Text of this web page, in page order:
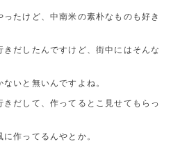
たけど、中南米の素朴なものも好き
だしたんですけど、街中にはそんな
いと無いんですよね。
だして、作ってるとこ見せてもらっ
作ってるんやとか。